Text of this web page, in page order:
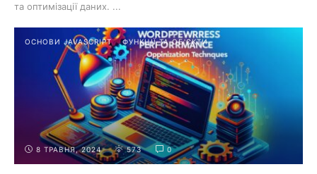
та оптимізації даних. ...
ОСНОВИ JAVASCRIPT ФУНКЦІЇ ТА ОБ'ЄКТИ
8 ТРАВНЯ, 2024 573 0